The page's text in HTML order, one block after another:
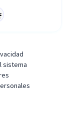
sistema